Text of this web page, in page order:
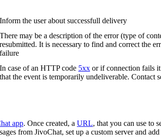
Inform the user about successfull delivery
There may be a description of the error (type of
resubmitted. It is necessary to find and correct the
failure
In case of an HTTP code 5xx or if connection fails
that the event is temporarily undeliverable. Contact
app. Once created, a URL, that you can use to
from JivoChat, set up a custom server and